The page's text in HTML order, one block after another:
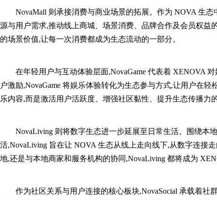
NovaMall 则承接消费与商业场景的拓展。作为 NOVA 生
源与用户需求,推动线上商城、场景消费、品牌合作及会员权益
的场景价值,让每一次消费都成为生态流动的一部分。
在年轻用户与互动体验层面,NovaGame 代表着 XENOVA
户激励,NovaGame 将娱乐体验转化为生态参与方式,让用户在
乐内容,而是激活用户活跃度、增强社区黏性、提升生态传播力
NovaLiving 则将数字生态进一步延展至日常生活。围绕本
活,NovaLiving 旨在让 NOVA 生态从线上走向线下,从数字连接
地,还是与本地商家和服务机构的协同,NovaLiving 都将成为
作为社区关系与用户连接的核心板块,NovaSocial 承载着